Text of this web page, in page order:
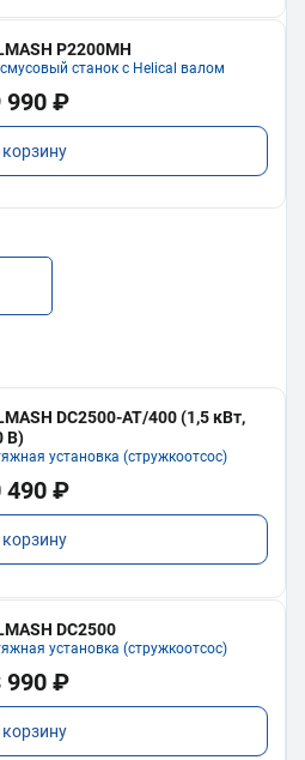
P2200MH
станок с Helical валом
990 ₽
DC2500-AT/400 (1,5 кВт,
В)
установка (стружкоотсос)
490 ₽
DC2500
установка (стружкоотсос)
990 ₽